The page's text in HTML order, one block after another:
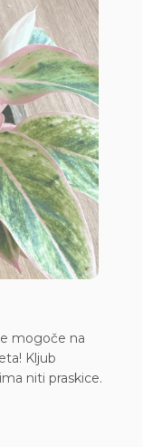
mogoče na
Kljub
niti praskice.